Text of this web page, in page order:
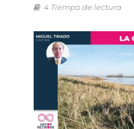
4 Tiempo de lectura